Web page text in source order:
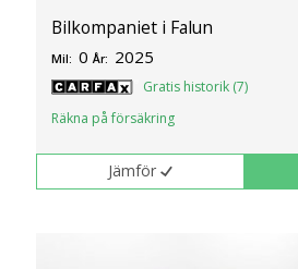
Bilkompaniet i Falun
Mil: 0 År: 2025
Gratis historik (7)
Räkna på försäkring
Jämför